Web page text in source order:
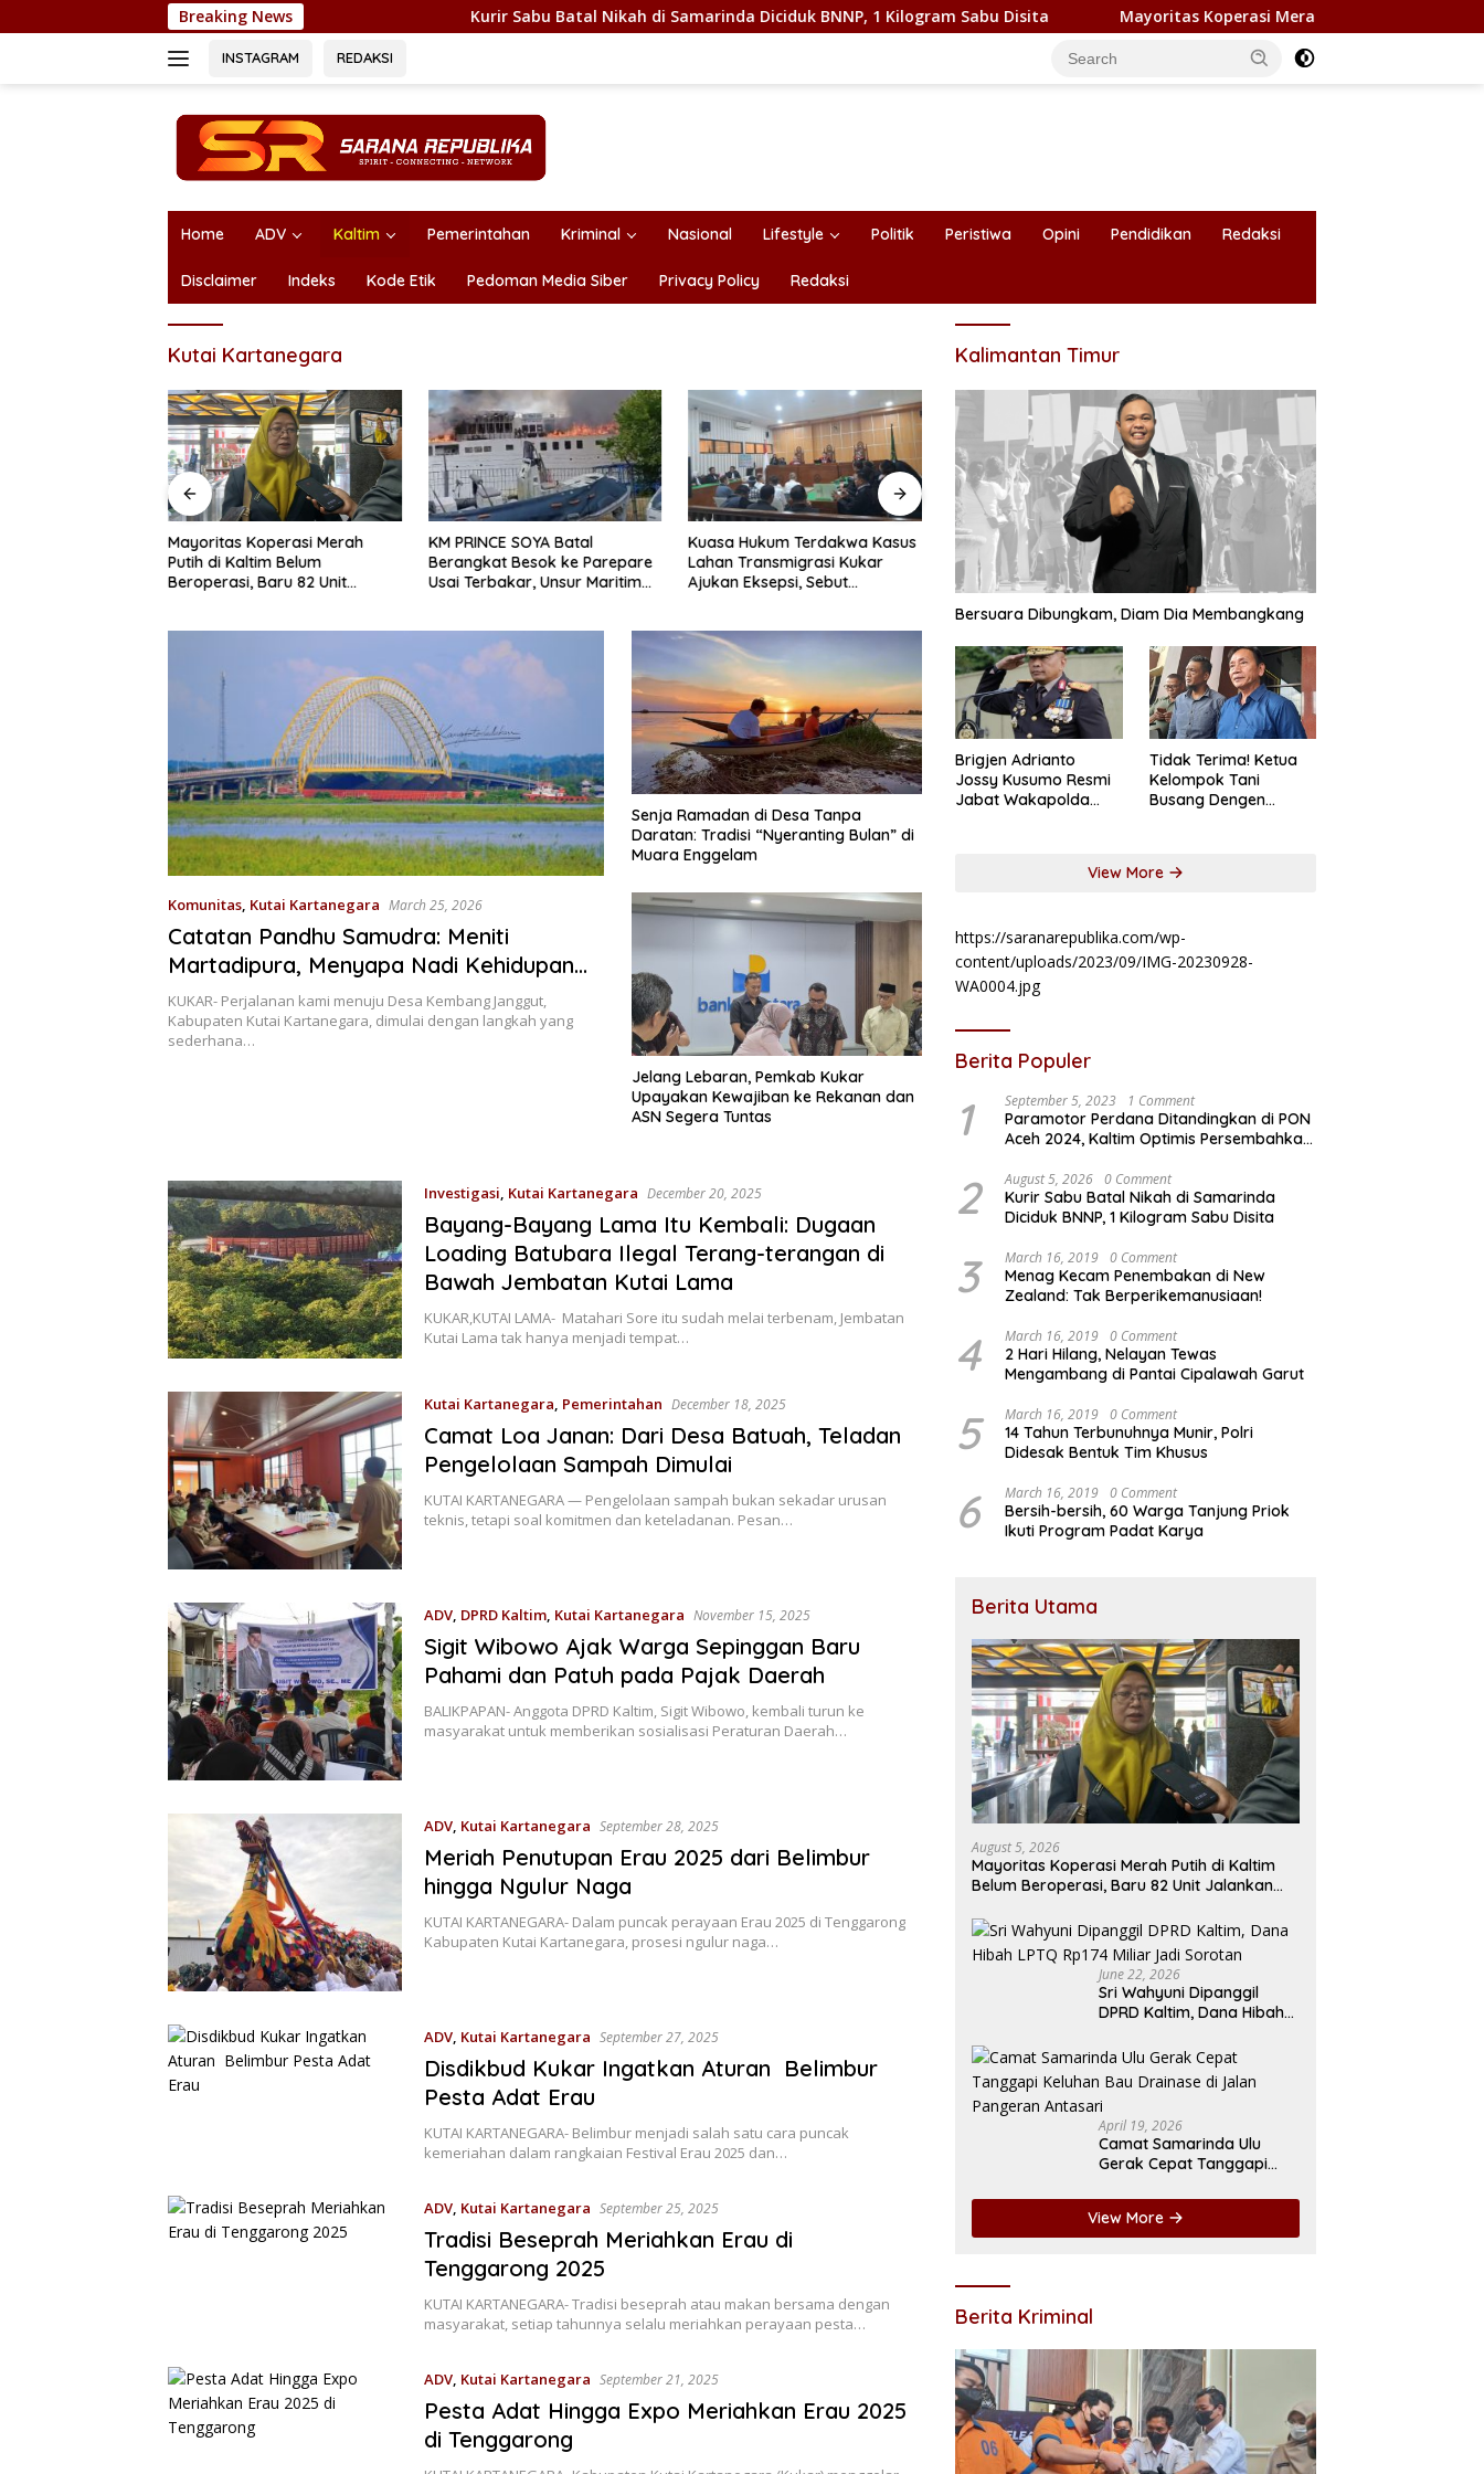
to
Breaking News Kurir Sabu Batal Nikah di Samarinda Diciduk BNNP, 1 Kilogram Sabu Disita Mayoritas Koperasi Merah Putih di Kaltim Belum Beroperasi,
INSTAGRAM REDAKSI
Home ADV Kaltim Pemerintahan Kriminal Nasional Lifestyle Politik Peristiwa Opini Pendidikan Redaksi
Disclaimer Indeks Kode Etik Pedoman Media Siber Privacy Policy Redaksi
Kutai Kartanegara
Mayoritas Koperasi Merah
Putih di Kaltim Belum
Beroperasi, Baru 82 Unit
KM PRINCE SOYA Batal
Berangkat Besok ke Parepare
Usai Terbakar, Unsur Maritim
Kuasa Hukum Terdakwa Kasus
Lahan Transmigrasi Kukar
Ajukan Eksepsi, Sebut
Sinar Mas Land Resmi
Luncurkan Grand City
Samarinda, Township Terpadu
ISAA Samarinda Apresiasi
Satpolairud Polresta
Samarinda Ungkap Kasus
Mahakam
Komunitas, Kutai Kartanegara March 25, 2026
Catatan Pandhu Samudra: Meniti
Martadipura, Menyapa Nadi Kehidupan
Kukar
KUKAR- Perjalanan kami menuju Desa Kembang Janggut,
Kabupaten Kutai Kartanegara, dimulai dengan langkah yang
sederhana…
Senja Ramadan di Desa Tanpa
Daratan: Tradisi “Nyeranting Bulan” di
Muara Enggelam
Jelang Lebaran, Pemkab Kukar
Upayakan Kewajiban ke Rekanan dan
ASN Segera Tuntas
Investigasi, Kutai Kartanegara December 20, 2025
Bayang-Bayang Lama Itu Kembali: Dugaan
Loading Batubara Ilegal Terang-terangan di
Bawah Jembatan Kutai Lama
KUKAR,KUTAI LAMA- Matahari Sore itu sudah melai terbenam, Jembatan
Kutai Lama tak hanya menjadi tempat…
Kutai Kartanegara, Pemerintahan December 18, 2025
Camat Loa Janan: Dari Desa Batuah, Teladan
Pengelolaan Sampah Dimulai
KUTAI KARTANEGARA — Pengelolaan sampah bukan sekadar urusan
teknis, tetapi soal komitmen dan keteladanan. Pesan…
ADV, DPRD Kaltim, Kutai Kartanegara November 15, 2025
Sigit Wibowo Ajak Warga Sepinggan Baru
Pahami dan Patuh pada Pajak Daerah
BALIKPAPAN- Anggota DPRD Kaltim, Sigit Wibowo, kembali turun ke
masyarakat untuk memberikan sosialisasi Peraturan Daerah…
ADV, Kutai Kartanegara September 28, 2025
Meriah Penutupan Erau 2025 dari Belimbur
hingga Ngulur Naga
KUTAI KARTANEGARA- Dalam puncak perayaan Erau 2025 di Tenggarong
Kabupaten Kutai Kartanegara, prosesi ngulur naga…
ADV, Kutai Kartanegara September 27, 2025
Disdikbud Kukar Ingatkan Aturan Belimbur
Pesta Adat Erau
KUTAI KARTANEGARA- Belimbur menjadi salah satu cara puncak
kemeriahan dalam rangkaian Festival Erau 2025 dan…
ADV, Kutai Kartanegara September 25, 2025
Tradisi Beseprah Meriahkan Erau di
Tenggarong 2025
KUTAI KARTANEGARA- Tradisi beseprah atau makan bersama dengan
masyarakat, setiap tahunnya selalu meriahkan perayaan pesta…
ADV, Kutai Kartanegara September 21, 2025
Pesta Adat Hingga Expo Meriahkan Erau 2025
di Tenggarong
Kalimantan Timur
Bersuara Dibungkam, Diam Dia Membangkang
Brigjen Adrianto
Jossy Kusumo Resmi
Jabat Wakapolda
Tidak Terima! Ketua
Kelompok Tani
Busang Dengen
View More
https://saranarepublika.com/wp-
content/uploads/2023/09/IMG-20230928-
WA0004.jpg
Berita Populer
1 September 5, 2023 1 Comment
Paramotor Perdana Ditandingkan di PON
Aceh 2024, Kaltim Optimis Persembahkan
2 August 5, 2026 0 Comment
Kurir Sabu Batal Nikah di Samarinda
Diciduk BNNP, 1 Kilogram Sabu Disita
3 March 16, 2019 0 Comment
Menag Kecam Penembakan di New
Zealand: Tak Berperikemanusiaan!
4 March 16, 2019 0 Comment
2 Hari Hilang, Nelayan Tewas
Mengambang di Pantai Cipalawah Garut
5 March 16, 2019 0 Comment
14 Tahun Terbunuhnya Munir, Polri
Didesak Bentuk Tim Khusus
6 March 16, 2019 0 Comment
Bersih-bersih, 60 Warga Tanjung Priok
Ikuti Program Padat Karya
Berita Utama
August 5, 2026
Mayoritas Koperasi Merah Putih di Kaltim
Belum Beroperasi, Baru 82 Unit Jalankan
June 22, 2026
Sri Wahyuni Dipanggil
DPRD Kaltim, Dana Hibah
Sorotan
April 19, 2026
Camat Samarinda Ulu
Gerak Cepat Tanggapi
Jalan Pangeran Antasari
View More
Berita Kriminal